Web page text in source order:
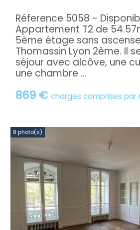
869 € charges comprises par
Réference 5058 -
Appartement T2 de
5ème étage sans
Thomassin Lyon 2ème. Il
séjour avec alcôve, une
une chambre ...
8 photo(s)